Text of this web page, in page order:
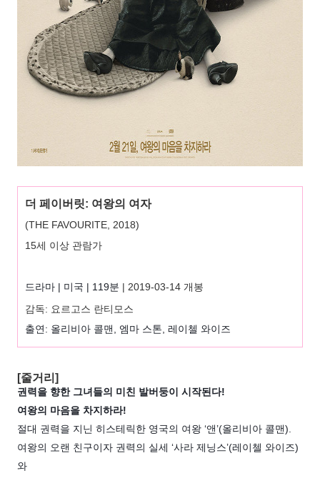
더 페이버릿: 여왕의 여자
(THE FAVOURITE, 2018)
15세 이상 관람가
드라마 | 미국 | 119분 | 2019-03-14 개봉
감독: 요르고스 란티모스
출연: 올리비아 콜맨, 엠마 스톤, 레이첼 와이즈
[줄거리]
권력을 향한 그녀들의 미친 발버둥이 시작된다!
여왕의 마음을 차지하라!
절대 권력을 지닌 히스테릭한 영국의 여왕 ‘앤’(올리비아 콜맨).
여왕의 오랜 친구이자 권력의 실세 ‘사라 제닝스’(레이첼 와이즈)
와